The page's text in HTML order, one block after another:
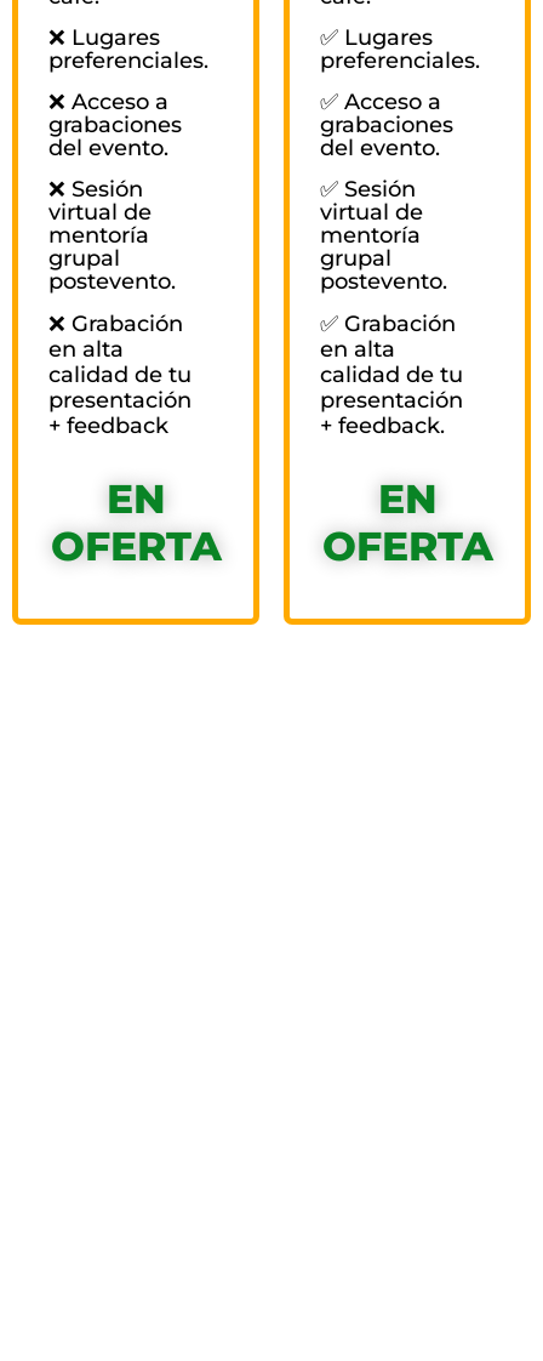
❌ Lugares
preferenciales.
❌ Acceso a
grabaciones
del evento.
❌ Sesión
virtual de
mentoría
grupal
postevento.
❌ Grabación
en alta
calidad de tu
presentación
+ feedback
EN
OFERTA
✅ Lugares
preferenciales.
✅ Acceso a
grabaciones
del evento.
✅ Sesión
virtual de
mentoría
grupal
postevento.
✅ Grabación
en alta
calidad de tu
presentación
+ feedback.
EN
OFERTA